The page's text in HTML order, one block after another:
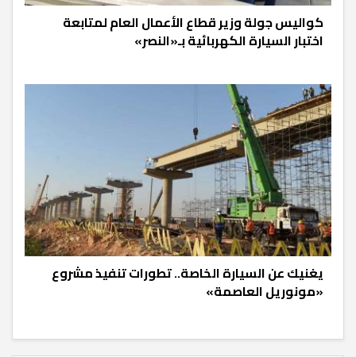
كواليس جولة وزير قطاع الأعمال العام لمتابعة
اختبار السيارة الكهربائية بـ«النصر»
يغنيك عن السيارة الخاصة.. تطورات تنفيذ مشروع
«مونوريل العاصمة»